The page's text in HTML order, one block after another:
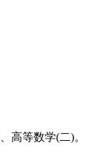
高等数学(二)。